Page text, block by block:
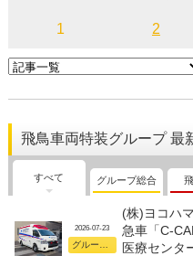
1 2
飛鳥車両特装グループ 最
すべて グループ総合
2026-07-23
(株)ヨコハ
急車「C-
医療センタ